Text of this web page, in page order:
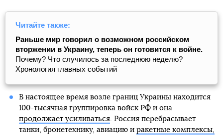
Читайте также:
Раньше мир говорил о возможном российском
вторжении в Украину, теперь он готовится к войне.
Почему? Что случилось за последнюю неделю?
Хронология главных событий
В настоящее время возле границ Украины находится
100-тысячная группировка войск РФ и она
продолжает усиливаться. Россия перебрасывает
танки, бронетехнику, авиацию и ракетные комплексы,